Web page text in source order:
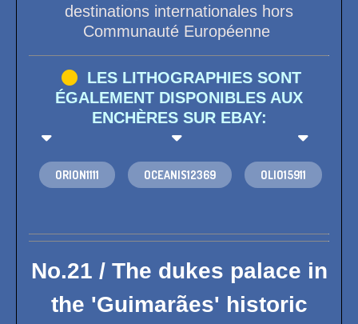
destinations internationales hors
Communauté Européenne

LES LITHOGRAPHIES SONT
ÉGALEMENT DISPONIBLES AUX
ENCHÈRES SUR EBAY:
  
ORION1111 OCEANIS12369 OLIO15911
No.21 / The dukes palace in
the 'Guimarães' historic